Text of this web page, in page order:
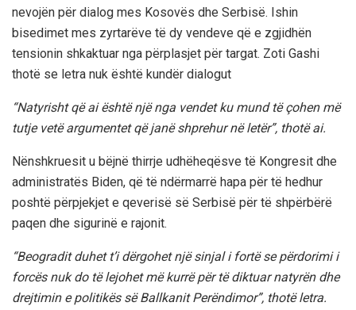
nevojën për dialog mes Kosovës dhe Serbisë. Ishin
bisedimet mes zyrtarëve të dy vendeve që e zgjidhën
tensionin shkaktuar nga përplasjet për targat. Zoti Gashi
thotë se letra nuk është kundër dialogut
“Natyrisht që ai është një nga vendet ku mund të çohen më
tutje vetë argumentet që janë shprehur në letër”, thotë ai.
Nënshkruesit u bëjnë thirrje udhëheqësve të Kongresit dhe
administratës Biden, që të ndërmarrë hapa për të hedhur
poshtë përpjekjet e qeverisë së Serbisë për të shpërbërë
paqen dhe sigurinë e rajonit.
“Beogradit duhet t’i dërgohet një sinjal i fortë se përdorimi i
forcës nuk do të lejohet më kurrë për të diktuar natyrën dhe
drejtimin e politikës së Ballkanit Perëndimor”, thotë letra.